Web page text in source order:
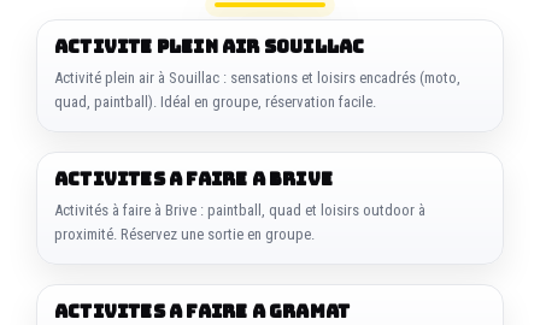
ACTIVITE PLEIN AIR SOUILLAC
Activité plein air à Souillac : sensations et loisirs encadrés (moto,
quad, paintball). Idéal en groupe, réservation facile.
ACTIVITES A FAIRE A BRIVE
Activités à faire à Brive : paintball, quad et loisirs outdoor à
proximité. Réservez une sortie en groupe.
ACTIVITES A FAIRE A GRAMAT